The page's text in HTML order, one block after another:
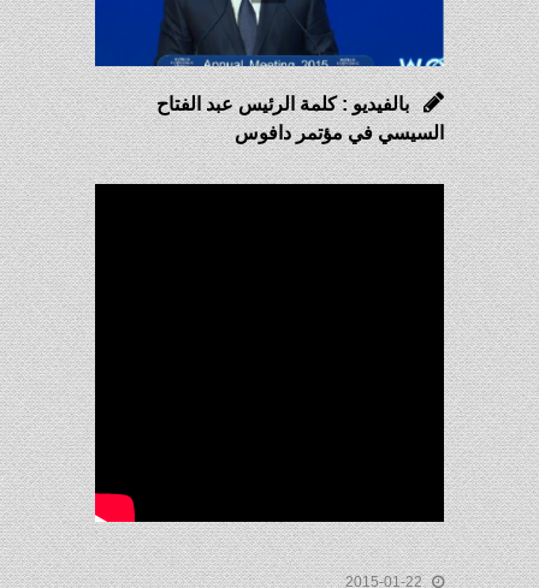
بالفيديو : كلمة الرئيس عبد الفتاح
السيسي في مؤتمر دافوس
2015-01-22